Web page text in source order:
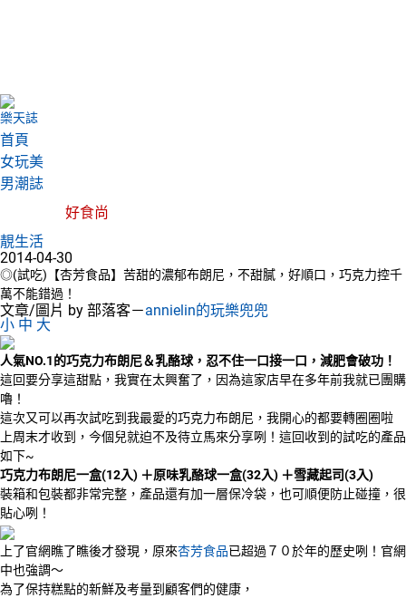
樂天誌
首頁
女玩美
男潮誌
好食尚
靚生活
2014-04-30
◎(試吃)【杏芳食品】苦甜的濃郁布朗尼，不甜膩，好順口，巧克力控千
萬不能錯過！
文章/圖片 by 部落客－annielin的玩樂兜兜
小 中 大
人氣NO.1的巧克力布朗尼＆乳酪球，忍不住一口接一口，減肥會破功！
這回要分享這甜點，我實在太興奮了，因為這家店早在多年前我就已團購
嚕！
這次又可以再次試吃到我最愛的巧克力布朗尼，我開心的都要轉圈圈啦
上周末才收到，今個兒就迫不及待立馬來分享咧！這回收到的試吃的產品
如下~
巧克力布朗尼一盒(12入) ＋原味乳酪球一盒(32入) ＋雪藏起司(3入)
裝箱和包裝都非常完整，產品還有加一層保冷袋，也可順便防止碰撞，很
貼心咧！
上了官網瞧了瞧後才發現，原來杏芳食品已超過７０於年的歷史咧！官網
中也強調～
為了保持糕點的新鮮及考量到顧客們的健康，